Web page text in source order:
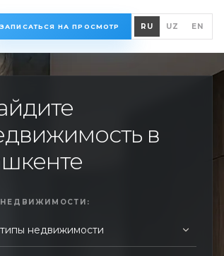
ЗАПИСАТЬСЯ НА ПРОСМОТР RU UZ EN
в
НЕДВИЖИМОСТИ: